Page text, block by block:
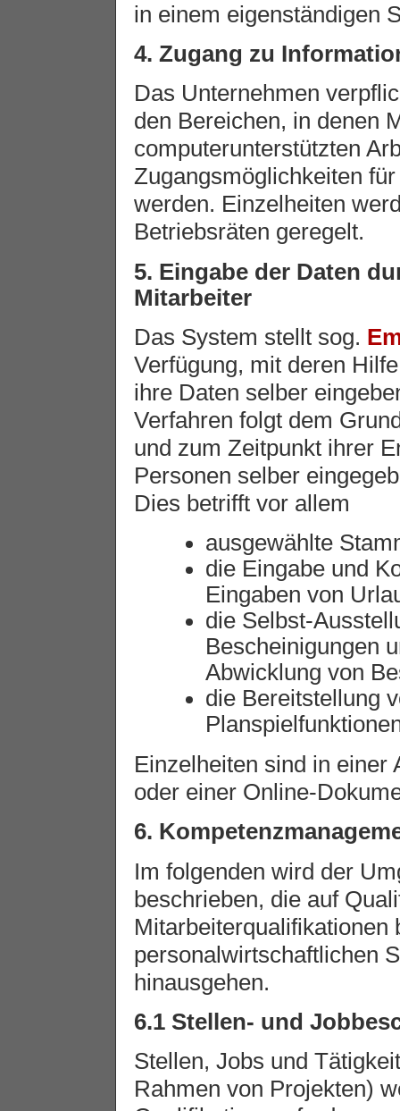
in einem eigenständigen
4. Zugang zu
Das Unternehmen
den Bereichen, in denen
computerunterstützten
Zugangsmöglichkeiten
werden. Einzelheiten
Betriebsräten geregelt.
5. Eingabe der Daten
Mitarbeiter
Das System stellt sog.
Verfügung, mit deren
ihre Daten selber
Verfahren folgt dem
und zum Zeitpunkt ihrer
Personen selber
Dies betrifft vor allem
ausgewählte
die Eingabe und
Eingaben von
die Selbst-
Bescheinigungen
Abwicklung von
die Bereitstellung
Einzelheiten sind in einer
oder einer Online-
6.
Im folgenden wird der
beschrieben, die auf
Mitarbeiterqualifikationen
personalwirtschaftlichen
hinausgehen.
6.1 Stellen- und
Stellen, Jobs und
Rahmen von Projekten)